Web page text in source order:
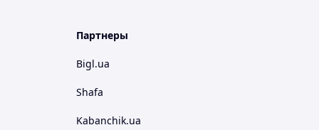
Партнеры
Bigl.ua
Shafa
Kabanchik.ua